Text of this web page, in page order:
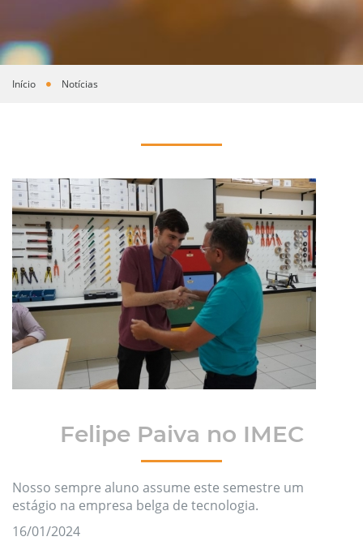
Você está aqui
Início Notícias
Felipe Paiva no IMEC
Nosso sempre aluno assume este semestre um
estágio na empresa belga de tecnologia.
16/01/2024